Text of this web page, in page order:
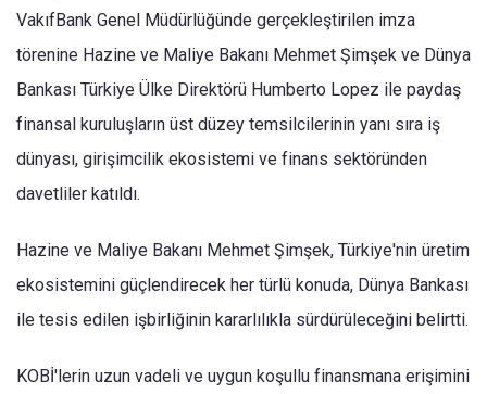
VakıfBank Genel Müdürlüğünde gerçekleştirilen imza
törenine Hazine ve Maliye Bakanı Mehmet Şimşek ve Dünya
Bankası Türkiye Ülke Direktörü Humberto Lopez ile paydaş
finansal kuruluşların üst düzey temsilcilerinin yanı sıra iş
dünyası, girişimcilik ekosistemi ve finans sektöründen
davetliler katıldı.
Hazine ve Maliye Bakanı Mehmet Şimşek, Türkiye'nin üretim
ekosistemini güçlendirecek her türlü konuda, Dünya Bankası
ile tesis edilen işbirliğinin kararlılıkla sürdürüleceğini belirtti.
KOBİ'lerin uzun vadeli ve uygun koşullu finansmana erişimini